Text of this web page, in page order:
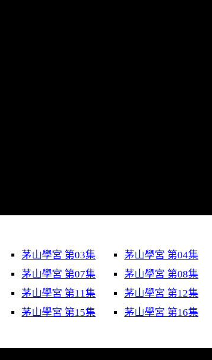
茅山學宮 第03集
茅山學宮 第04集
茅山學宮 第07集
茅山學宮 第08集
茅山學宮 第11集
茅山學宮 第12集
茅山學宮 第15集
茅山學宮 第16集